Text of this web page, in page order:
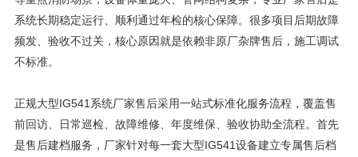
系统长期稳定运行、顺利通过年检的核心保障。很多项目后期故障
频发、验收不过关，核心原因就是依赖非原厂杂牌售后，施工调试
不标准。
正规大型IG541系统厂家售后采用一站式标准化服务流程，覆盖售
前回访、日常巡检、故障维修、年度维保、验收协助全流程。首先
是售后建档服务，厂家针对每一套大型IG541设备建立专属售后档